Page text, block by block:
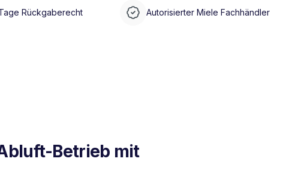
Rückgaberecht Autorisierter Miele Fachhändler
Betrieb mit